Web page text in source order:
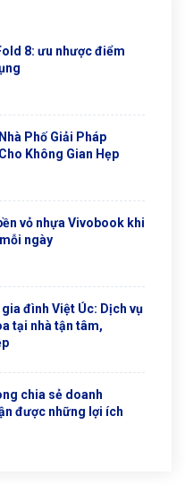
8: ưu nhược điểm
Phố Giải Pháp
Không Gian Hẹp
vỏ nhựa Vivobook khi
ngày
đình Việt Úc: Dịch vụ
tại nhà tận tâm,
chia sẻ doanh
được những lợi ích